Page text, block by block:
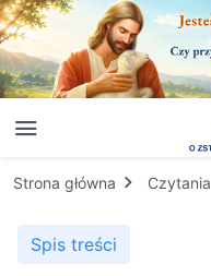
Strona główna Czytania
Spis treści